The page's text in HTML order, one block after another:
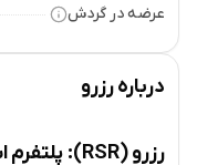
عرضه در گردش
دربارهرزرو
رزرو (RSR): پلتفرم استیبل کوین باز و مقیاس‌پذیر